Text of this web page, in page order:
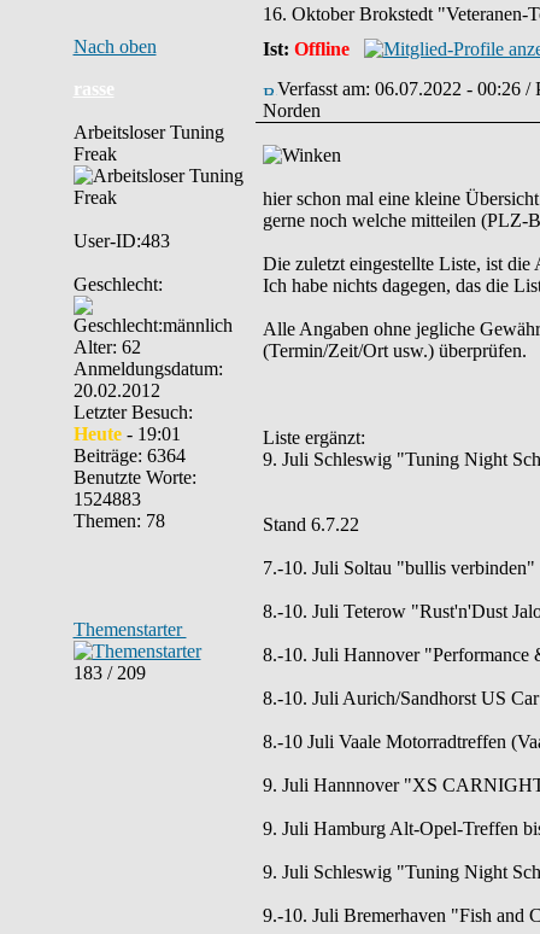
16. Oktober Brokstedt "Veteranen-
Nach oben
Ist: Offline
rasse
Arbeitsloser Tuning
Freak
User-ID:483
Geschlecht:
Alter: 62
Anmeldungsdatum:
20.02.2012
Letzter Besuch:
Heute- 19:01
Beiträge: 6364
Benutzte Worte:
1524883
Themen: 78
Themenstarter
183 / 209
Verfasst am: 06.07.2022 - 00:26 /
Norden
hier schon mal eine kleine
gerne noch welche mitteilen (PLZ-
Die zuletzt eingestellte Liste, ist
Ich habe nichts dagegen, das die
Alle Angaben ohne jegliche
(Termin/Zeit/Ort usw.) überprüfen.
Liste ergänzt:
9. Juli Schleswig "Tuning Night
Stand 6.7.22
7.-10. Juli Soltau "bullis
8.-10. Juli Teterow "Rust'n'Dust
8.-10. Juli Hannover "Performance
8.-10. Juli Aurich/Sandhorst US
8.-10 Juli Vaale Motorradtreffen
9. Juli Hannnover "XS
9. Juli Hamburg Alt-Opel-Treffen
9. Juli Schleswig "Tuning Night
9.-10. Juli Bremerhaven "Fish and